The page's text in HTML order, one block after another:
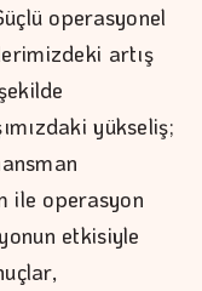
operasyonel
artış
yükseliş;
ile operasyon
etkisiyle